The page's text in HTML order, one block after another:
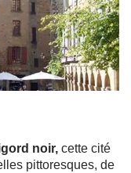
noir, cette cité
pittoresques, de